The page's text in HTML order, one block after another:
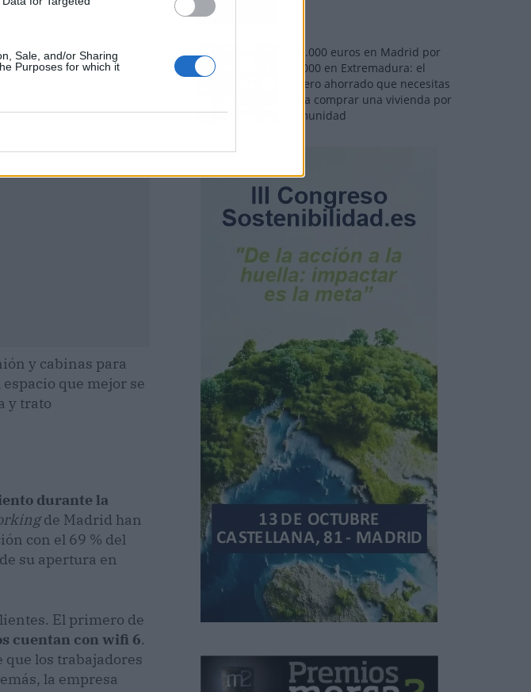
Sale, and/or Sharing
Purposes for which it
y cabinas para
que mejor se
y trato
durante la
de Madrid han
con el 69 % del
su apertura en
El primero de
cuentan con wifi 6.
los trabajadores
la empresa
110.000 euros en Madrid por
31.000 en Extremadura: el
dinero ahorrado que necesitas
para comprar una vivienda por
comunidad